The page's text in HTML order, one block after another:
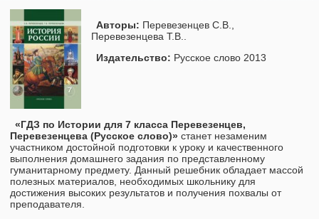
Авторы: Перевезенцев С.В.,
Перевезенцева Т.В..
Издательство: Русское слово 2013
«ГДЗ по Истории для 7 класса Перевезенцев,
Перевезенцева (Русское слово)» станет незаменим
участником достойной подготовки к уроку и качественного
выполнения домашнего задания по представленному
гуманитарному предмету. Данный решебник обладает массой
полезных материалов, необходимых школьнику для
достижения высоких результатов и получения похвалы от
преподавателя.